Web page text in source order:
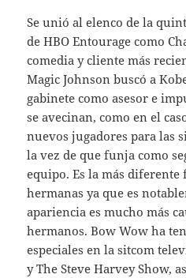
Se unió al elenco de la
de HBO Entourage como
comedia y cliente más
Magic Johnson buscó a
gabinete como asesor e
se avecinan, como en el
nuevos jugadores para las
la vez de que funja como
equipo. Es la más diferente
hermanas ya que es
apariencia es mucho más
hermanos. Bow Wow ha
especiales en la sitcom
y The Steve Harvey Show,